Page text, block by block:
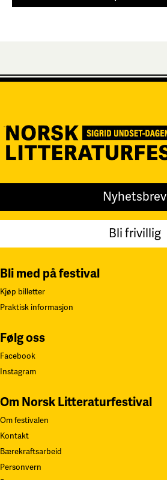
Nyhetsbrev
Bli frivillig
Bli med på festival
Kjøp billetter
Praktisk informasjon
Følg oss
Facebook
Instagram
Om Norsk Litteraturfestival
Om festivalen
Kontakt
Bærekraftsarbeid
Personvern